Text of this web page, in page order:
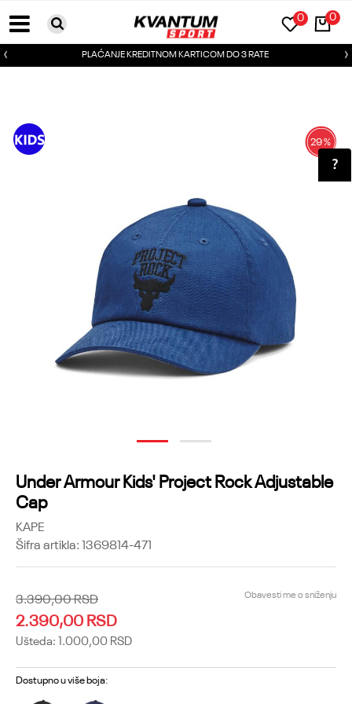
0
0
PLAĆANJE KREDITNOM KARTICOM DO 3 RATE
1 2
29%
Under Armour Kids' Project Rock Adjustable
Cap
KAPE
Šifra artikla:1369814-471
3.390,00RSD
2.390,00RSD
Ušteda: 1.000,00 RSD
Obavesti me o sniženju
Dostupno u više boja: